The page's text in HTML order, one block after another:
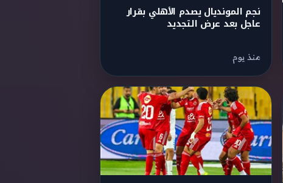
نجم المونديال يصدم الأهلي بقرار
عاجل بعد عرض التجديد
منذ يوم